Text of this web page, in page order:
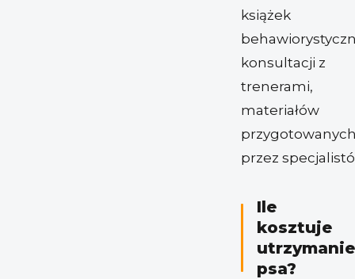
książek
konsultacji z
trenerami,
materiałów
przez
Ile
kosztuje
utrzymanie
psa?